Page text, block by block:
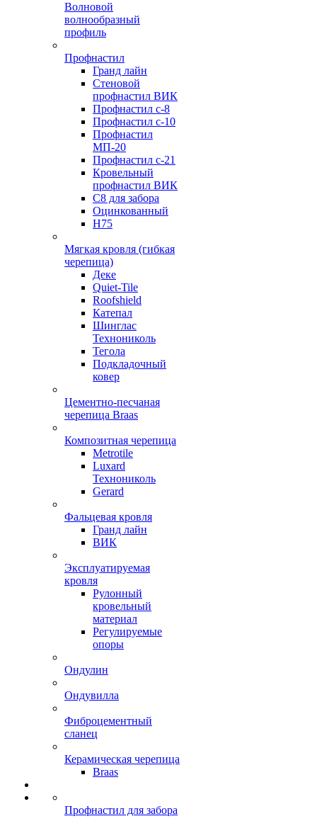
Волновой
волнообразный
профиль
Профнастил
Гранд лайн
Стеновой
профнастил ВИК
Профнастил с-8
Профнастил с-10
Профнастил
МП-20
Профнастил с-21
Кровельный
профнастил ВИК
С8 для забора
Оцинкованный
Н75
Мягкая кровля (гибкая
черепица)
Деке
Quiet-Tile
Roofshield
Катепал
Шинглас
Технониколь
Тегола
Подкладочный
ковер
Цементно-песчаная
черепица Braas
Композитная черепица
Metrotile
Luxard
Технониколь
Gerard
Фальцевая кровля
Гранд лайн
ВИК
Эксплуатируемая
кровля
Рулонный
кровельный
материал
Регулируемые
опоры
Ондулин
Ондувилла
Фиброцементный
сланец
Керамическая черепица
Braas
Профнастил для забора